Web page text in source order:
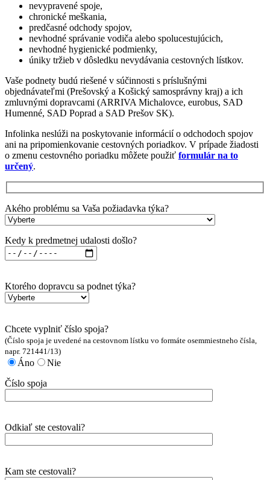
nevypravené spoje,
chronické meškania,
predčasné odchody spojov,
nevhodné správanie vodiča alebo spolucestujúcich,
nevhodné hygienické podmienky,
úniky tržieb v dôsledku nevydávania cestovných lístkov.
Vaše podnety budú riešené v súčinnosti s príslušnými
objednávateľmi (Prešovský a Košický samosprávny kraj) a ich
zmluvnými dopravcami (ARRIVA Michalovce, eurobus, SAD
Humenné, SAD Poprad a SAD Prešov SK).
Infolinka neslúži na poskytovanie informácií o odchodoch spojov
ani na pripomienkovanie cestovných poriadkov. V prípade žiadosti
o zmenu cestovného poriadku môžete použiť formulár na to
určený.
Akého problému sa Vaša požiadavka týka?
Kedy k predmetnej udalosti došlo?
Ktorého dopravcu sa podnet týka?
Chcete vyplniť číslo spoja?
(Číslo spoja je uvedené na cestovnom lístku vo formáte osemmiestneho čísla,
napr. 721441/13)
Áno
Nie
Číslo spoja
Odkiaľ ste cestovali?
Kam ste cestovali?